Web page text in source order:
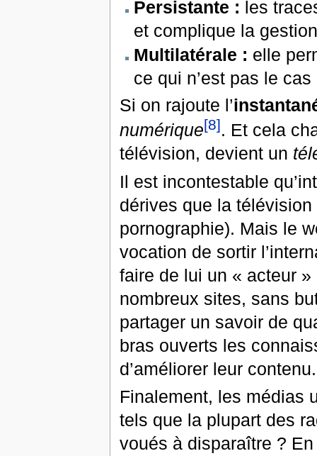
Persistante : les
et complique la
Multilatérale : elle
ce qui n’est pas le
Si on rajoute l’
numérique[8]. Et cela
télévision, devient un
Il est incontestable
dérives que la
pornographie). Mais le
vocation de sortir
faire de lui un « acteur
nombreux sites, sans
partager un savoir de
bras ouverts les
d’améliorer leur
Finalement, les médias
tels que la plupart des
voués à disparaître ?